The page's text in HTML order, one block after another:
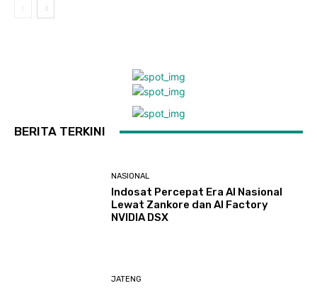
BERITA TERKINI
NASIONAL
Indosat Percepat Era AI Nasional
Lewat Zankore dan AI Factory
NVIDIA DSX
JATENG